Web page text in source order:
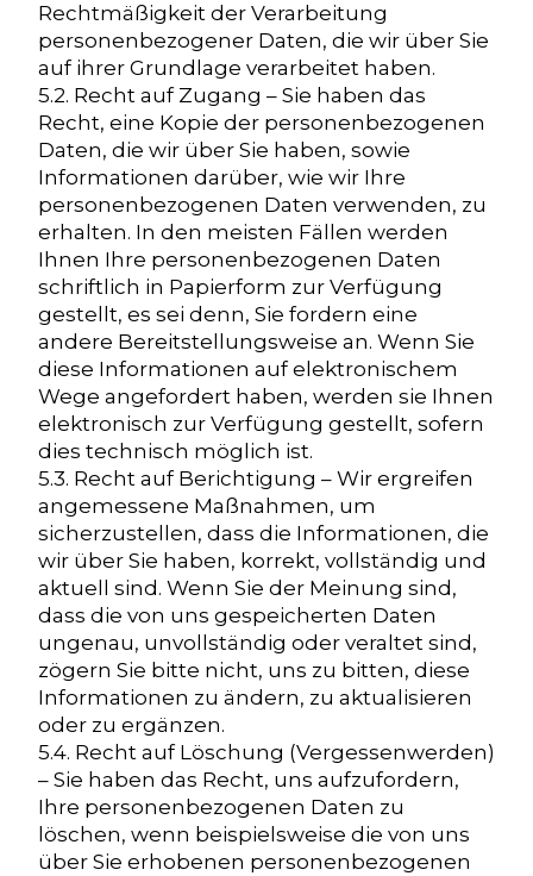
Rechtmäßigkeit der Verarbeitung
personenbezogener Daten, die wir über Sie
auf ihrer Grundlage verarbeitet haben.
5.2. Recht auf Zugang – Sie haben das
Recht, eine Kopie der personenbezogenen
Daten, die wir über Sie haben, sowie
Informationen darüber, wie wir Ihre
personenbezogenen Daten verwenden, zu
erhalten. In den meisten Fällen werden
Ihnen Ihre personenbezogenen Daten
schriftlich in Papierform zur Verfügung
gestellt, es sei denn, Sie fordern eine
andere Bereitstellungsweise an. Wenn Sie
diese Informationen auf elektronischem
Wege angefordert haben, werden sie Ihnen
elektronisch zur Verfügung gestellt, sofern
dies technisch möglich ist.
5.3. Recht auf Berichtigung – Wir ergreifen
angemessene Maßnahmen, um
sicherzustellen, dass die Informationen, die
wir über Sie haben, korrekt, vollständig und
aktuell sind. Wenn Sie der Meinung sind,
dass die von uns gespeicherten Daten
ungenau, unvollständig oder veraltet sind,
zögern Sie bitte nicht, uns zu bitten, diese
Informationen zu ändern, zu aktualisieren
oder zu ergänzen.
5.4. Recht auf Löschung (Vergessenwerden)
– Sie haben das Recht, uns aufzufordern,
Ihre personenbezogenen Daten zu
löschen, wenn beispielsweise die von uns
über Sie erhobenen personenbezogenen